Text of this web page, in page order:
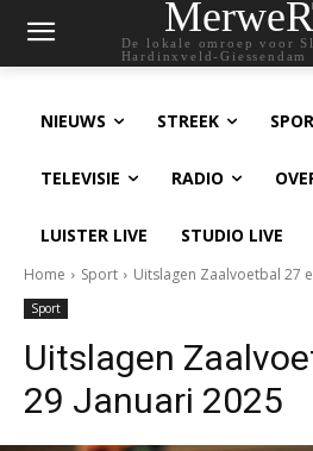
De lokale omroep voor
Hardinxveld-Giessendam
NIEUWS STREEK
TELEVISIE RADIO
LUISTER LIVE STUDIO LIVE
Home Sport Uitslagen Zaalvoetbal 27
Sport
Uitslagen
29 Januari 2025